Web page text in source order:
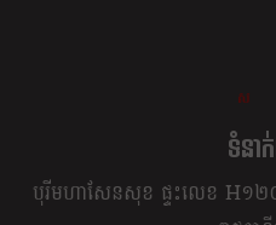
ខ្លឹម ខ្លី រហ័ស
ទំនា
បុរីមហាសែនសុខ ផ្ទះលេខ H១២